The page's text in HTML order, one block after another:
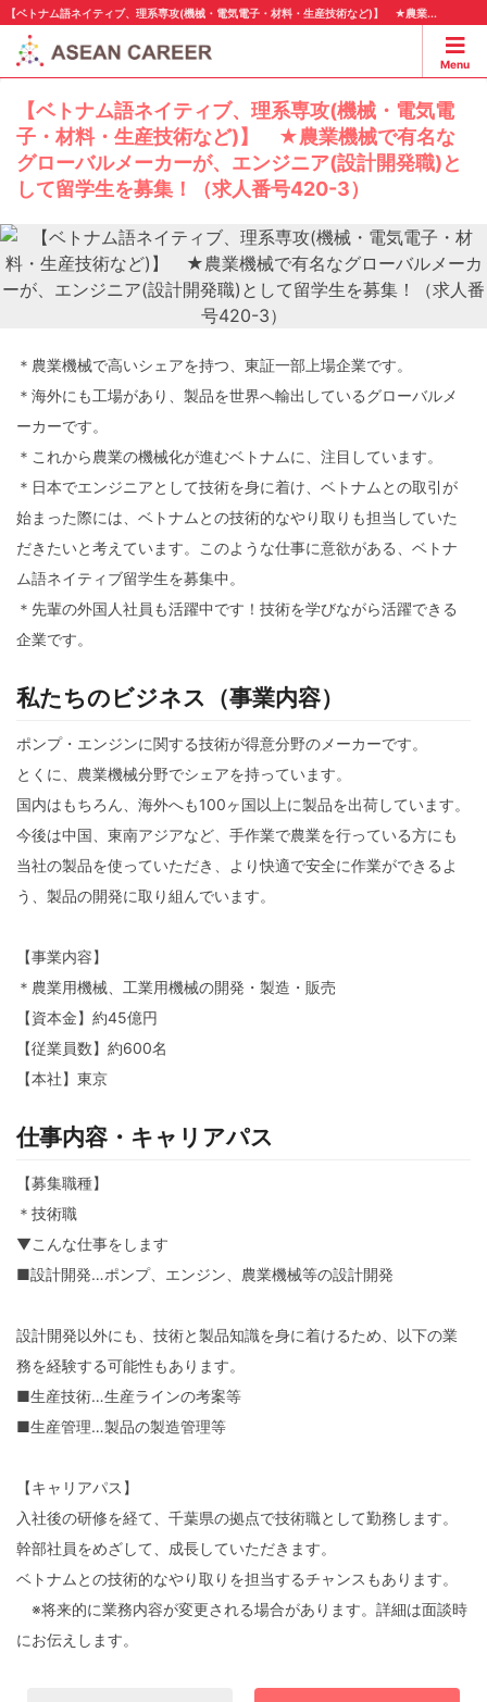
【ベトナム語ネイティブ、理系専攻(機械・電気電子・材料・生産技術など)】 ★農業...
Menu
【ベトナム語ネイティブ、理系専攻(機械・電気電
子・材料・生産技術など)】 ★農業機械で有名な
グローバルメーカーが、エンジニア(設計開発職)と
して留学生を募集！（求人番号420-3）
＊農業機械で高いシェアを持つ、東証一部上場企業です。
＊海外にも工場があり、製品を世界へ輸出しているグローバルメ
ーカーです。
＊これから農業の機械化が進むベトナムに、注目しています。
＊日本でエンジニアとして技術を身に着け、ベトナムとの取引が
始まった際には、ベトナムとの技術的なやり取りも担当していた
だきたいと考えています。このような仕事に意欲がある、ベトナ
ム語ネイティブ留学生を募集中。
＊先輩の外国人社員も活躍中です！技術を学びながら活躍できる
企業です。
私たちのビジネス（事業内容）
ポンプ・エンジンに関する技術が得意分野のメーカーです。
とくに、農業機械分野でシェアを持っています。
国内はもちろん、海外へも100ヶ国以上に製品を出荷しています。
今後は中国、東南アジアなど、手作業で農業を行っている方にも
当社の製品を使っていただき、より快適で安全に作業ができるよ
う、製品の開発に取り組んでいます。
【事業内容】
＊農業用機械、工業用機械の開発・製造・販売
【資本金】約45億円
【従業員数】約600名
【本社】東京
仕事内容・キャリアパス
【募集職種】
＊技術職
▼こんな仕事をします
■設計開発…ポンプ、エンジン、農業機械等の設計開発
設計開発以外にも、技術と製品知識を身に着けるため、以下の業
務を経験する可能性もあります。
■生産技術…生産ラインの考案等
■生産管理…製品の製造管理等
【キャリアパス】
入社後の研修を経て、千葉県の拠点で技術職として勤務します。
幹部社員をめざして、成長していただきます。
ベトナムとの技術的なやり取りを担当するチャンスもあります。
※将来的に業務内容が変更される場合があります。詳細は面談時
にお伝えします。